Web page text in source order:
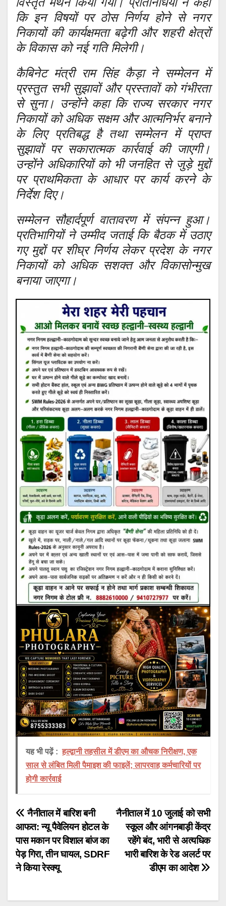
कि इन विषयों पर ठोस निर्णय होने से नगर
निकायों की कार्यक्षमता बढ़ेगी और शहरी क्षेत्रों
के विकास को नई गति मिलेगी।
कैबिनेट मंत्री राम सिंह कैड़ा ने सम्मेलन में
प्रस्तुत सभी सुझावों और प्रस्तावों को गंभीरता
से सुना। उन्होंने कहा कि राज्य सरकार नगर
निकायों को अधिक सक्षम और आत्मनिर्भर बनाने
के लिए प्रतिबद्ध है तथा सम्मेलन में प्राप्त
सुझावों पर सकारात्मक कार्रवाई की जाएगी।
उन्होंने अधिकारियों को भी जनहित से जुड़े मुद्दों
पर प्राथमिकता के आधार पर कार्य करने के
निर्देश दिए।
सम्मेलन सौहार्दपूर्ण वातावरण में संपन्न हुआ।
प्रतिभागियों ने उम्मीद जताई कि बैठक में उठाए
गए मुद्दों पर शीघ्र निर्णय लेकर प्रदेश के नगर
निकायों को अधिक सशक्त और विकासोन्मुख
बनाया जाएगा।
यह भी पढ़ें : हल्द्वानी तहसील में डीएम का औचक निरीक्षण, एक
साल से लंबित मिली पैमाइश की फाइलें; लापरवाह कर्मचारियों पर
होगी कार्रवाई
Post
navigation
नैनीताल में 10 जुलाई को सभी
स्कूल और आंगनबाड़ी केंद्र
रहेंगे बंद, भारी से अत्यधिक
भारी बारिश के रेड अलर्ट पर
डीएम का आदेश
नैनीताल में बारिश बनी
आफत: न्यू पैवेलियन होटल के
पास मकान पर विशाल बांज का
पेड़ गिरा, तीन घायल, SDRF
ने किया रेस्क्यू